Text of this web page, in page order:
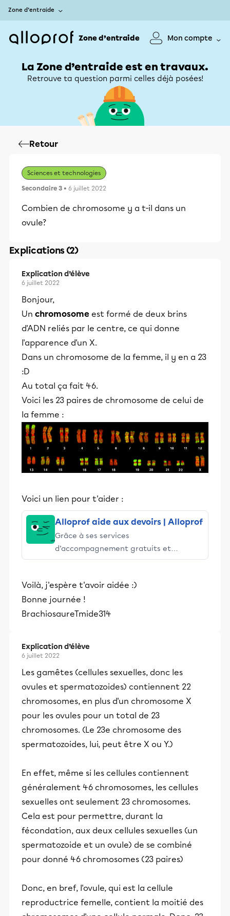
Zone d’entraide
Zone d’entraide Mon compte
La Zone d’entraide est en travaux.
Retrouve ta question parmi celles déjà posées!
Retour
Sciences et technologies
Secondaire 3 • 6 juillet 2022
Combien de chromosome y a t-il dans un
ovule?
Explications (2)
Explication d’élève
6 juillet 2022
Bonjour,
Un chromosome est formé de deux brins
d'ADN reliés par le centre, ce qui donne
l'apparence d'un X.
Dans un chromosome de la femme, il y en a 23
:D
Au total ça fait 46.
Voici les 23 paires de chromosome de celui de
la femme :
Voici un lien pour t'aider :
Alloprof aide aux devoirs | Alloprof
Grâce à ses services
d’accompagnement gratuits et
stimulants, Alloprof engage les élèves
éducative.
Voilà, j'espère t'avoir aidée :)
Bonne journée !
BrachiosaureTmide314
Explication d’élève
6 juillet 2022
Les gamêtes (cellules sexuelles, donc les
ovules et spermatozoides) contiennent 22
chromosomes, en plus d'un chromosome X
pour les ovules pour un total de 23
chromosomes. (Le 23e chromosome des
spermatozoides, lui, peut être X ou Y.)
En effet, même si les cellules contiennent
généralement 46 chromosomes, les cellules
sexuelles ont seulement 23 chromosomes.
Cela est pour permettre, durant la
fécondation, aux deux cellules sexuelles (un
spermatozoide et un ovule) de se combiné
pour donné 46 chromosomes (23 paires)
Donc, en bref, l'ovule, qui est la cellule
reproductrice femelle, contient la moitié des